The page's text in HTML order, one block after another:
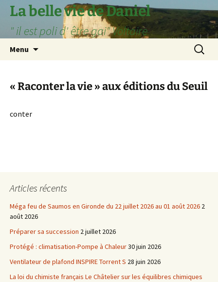
Aller
contenu
La belle vie de Daniel
" il est poli d' être gai" Voltaire
Menu
« Raconter la vie » aux éditions du Seuil
conter
Articles récents
Méga feu de Saumos en Gironde du 22 juillet 2026 au 01 août 2026 2
août 2026
Préparer sa succession 2 juillet 2026
Protégé : climatisation-Pompe à Chaleur30 juin 2026
Ventilateur de plafond INSPIRE Torrent S 28 juin 2026
La loi du chimiste français Le Châtelier sur les équilibres chimiques